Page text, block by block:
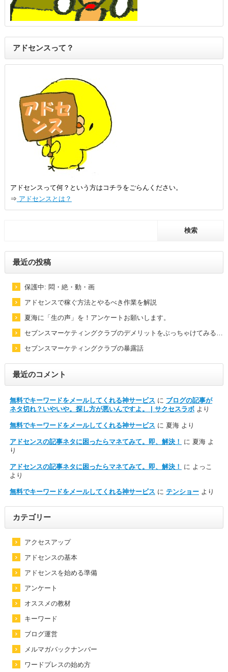
アドセンスって？
アドセンスって何？という方はコチラをごらんください。
⇒ アドセンスとは？
最近の投稿
保護中: 悶・絶・動・画
アドセンスで稼ぐ方法とやるべき作業を解説
夏海に「生の声」を！アンケートお願いします。
セブンスマーケティングクラブのデメリットをぶっちゃけてみる…
セブンスマーケティングクラブの暴露話
最近のコメント
無料でキーワードをメールしてくれる神サービス に ブログの記事が
ネタ切れ？いやいや。探し方が悪いんですよ。 | サクセスラボより
無料でキーワードをメールしてくれる神サービス に 夏海より
アドセンスの記事ネタに困ったらマネてみて。即、解決！ に 夏海よ
り
アドセンスの記事ネタに困ったらマネてみて。即、解決！ に よっこ
より
無料でキーワードをメールしてくれる神サービス に テンショーより
カテゴリー
アクセスアップ
アドセンスの基本
アドセンスを始める準備
アンケート
オススメの教材
キーワード
ブログ運営
メルマガバックナンバー
ワードプレスの始め方